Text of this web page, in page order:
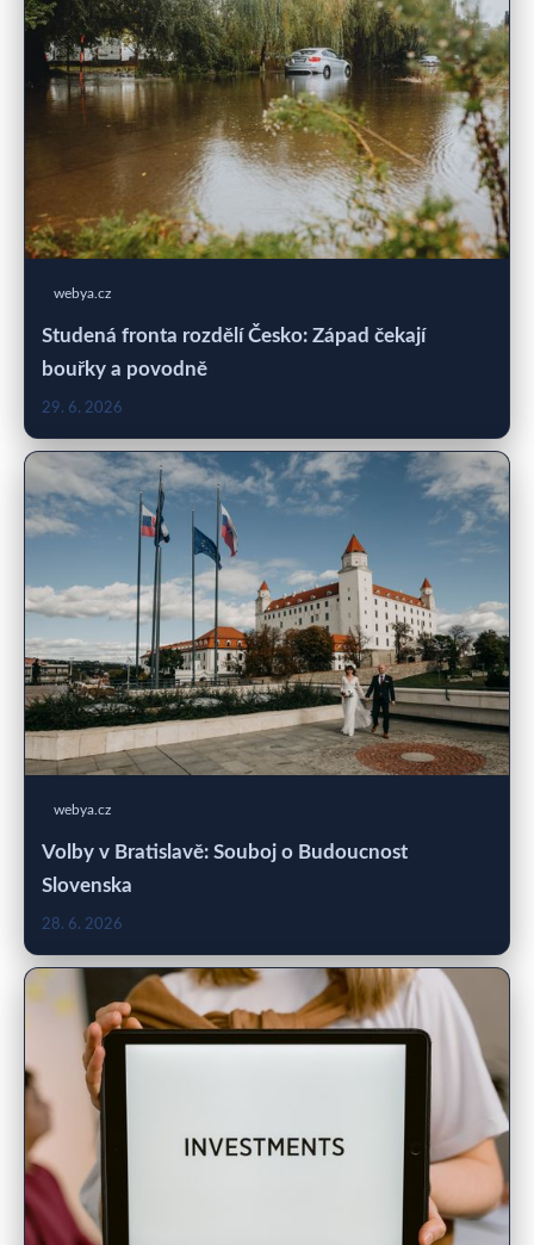
webya.cz
Studená fronta rozdělí Česko: Západ čekají
bouřky a povodně
29. 6. 2026
webya.cz
Volby v Bratislavě: Souboj o Budoucnost
Slovenska
28. 6. 2026